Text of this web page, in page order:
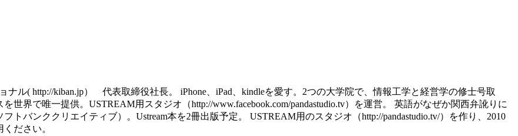
ル( http://kiban.jp） 代表取締役社長。 iPhone、iPad、kindleを愛す。2つの大学院で、情報工学と経営学の修士号取
世界で唯一提供。USTREAM用スタジオ（http://www.facebook.com/pandastudio.tv）を運営。 英語がなぜか関西弁訛りに
トバンククリエイティブ）。Ustream本を2冊出版予定。 USTREAM用のスタジオ（http://pandastudio.tv/）を作り、2010
ださい。